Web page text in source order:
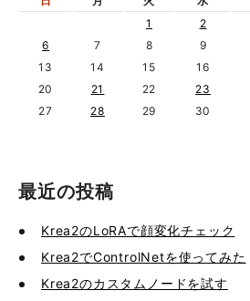
1
2
6
7 8 9
13
14 15 16
20
21 22 23
27
28 29 30
最近の投稿
Krea2のLoRAで顔変化チェック
Krea2でControlNetを使ってみた
Krea2のカスタムノードを試す